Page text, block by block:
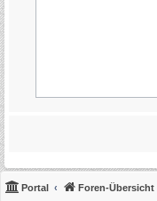
Portal Foren-Übersicht